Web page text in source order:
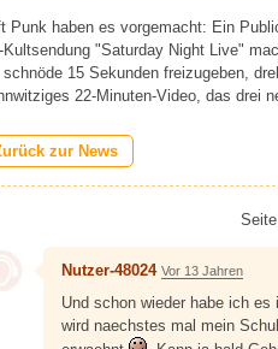
Punk haben es vorgemacht: Ein
Kultsendung "Saturday Night Live"
schnöde 15 Sekunden freizugeben,
22-Minuten-Video, das drei
zur News
Seite
Nutzer-48024 Vor 13 Jahren
Und schon wieder habe ich es
wird naechstes mal mein